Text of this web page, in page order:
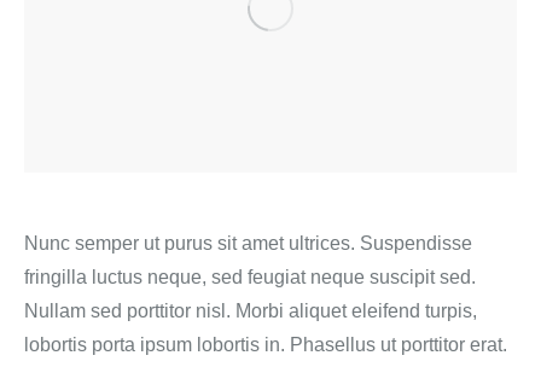
Nunc semper ut purus sit amet ultrices. Suspendisse
fringilla luctus neque, sed feugiat neque suscipit sed.
Nullam sed porttitor nisl. Morbi aliquet eleifend turpis,
lobortis porta ipsum lobortis in. Phasellus ut porttitor erat.